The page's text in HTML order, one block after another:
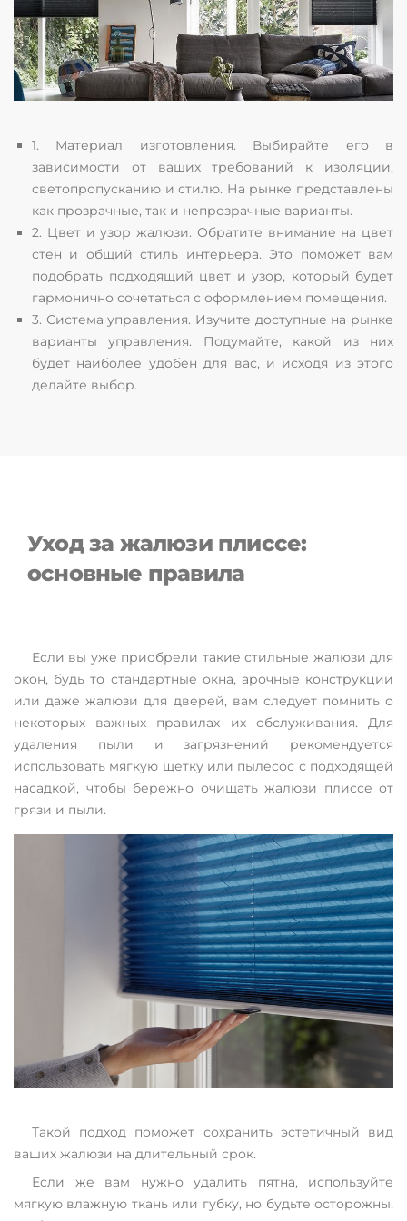
1. Материал изготовления. Выбирайте его в
зависимости от ваших требований к изоляции,
светопропусканию и стилю. На рынке представлены
как прозрачные, так и непрозрачные варианты.
2. Цвет и узор жалюзи. Обратите внимание на цвет
стен и общий стиль интерьера. Это поможет вам
подобрать подходящий цвет и узор, который будет
гармонично сочетаться с оформлением помещения.
3. Система управления. Изучите доступные на рынке
варианты управления. Подумайте, какой из них
будет наиболее удобен для вас, и исходя из этого
делайте выбор.
Уход за жалюзи плиссе:
основные правила
Если вы уже приобрели такие стильные жалюзи для
окон, будь то стандартные окна, арочные конструкции
или даже жалюзи для дверей, вам следует помнить о
некоторых важных правилах их обслуживания. Для
удаления пыли и загрязнений рекомендуется
использовать мягкую щетку или пылесос с подходящей
насадкой, чтобы бережно очищать жалюзи плиссе от
грязи и пыли.
Такой подход поможет сохранить эстетичный вид
ваших жалюзи на длительный срок.
Если же вам нужно удалить пятна, используйте
мягкую влажную ткань или губку, но будьте осторожны,